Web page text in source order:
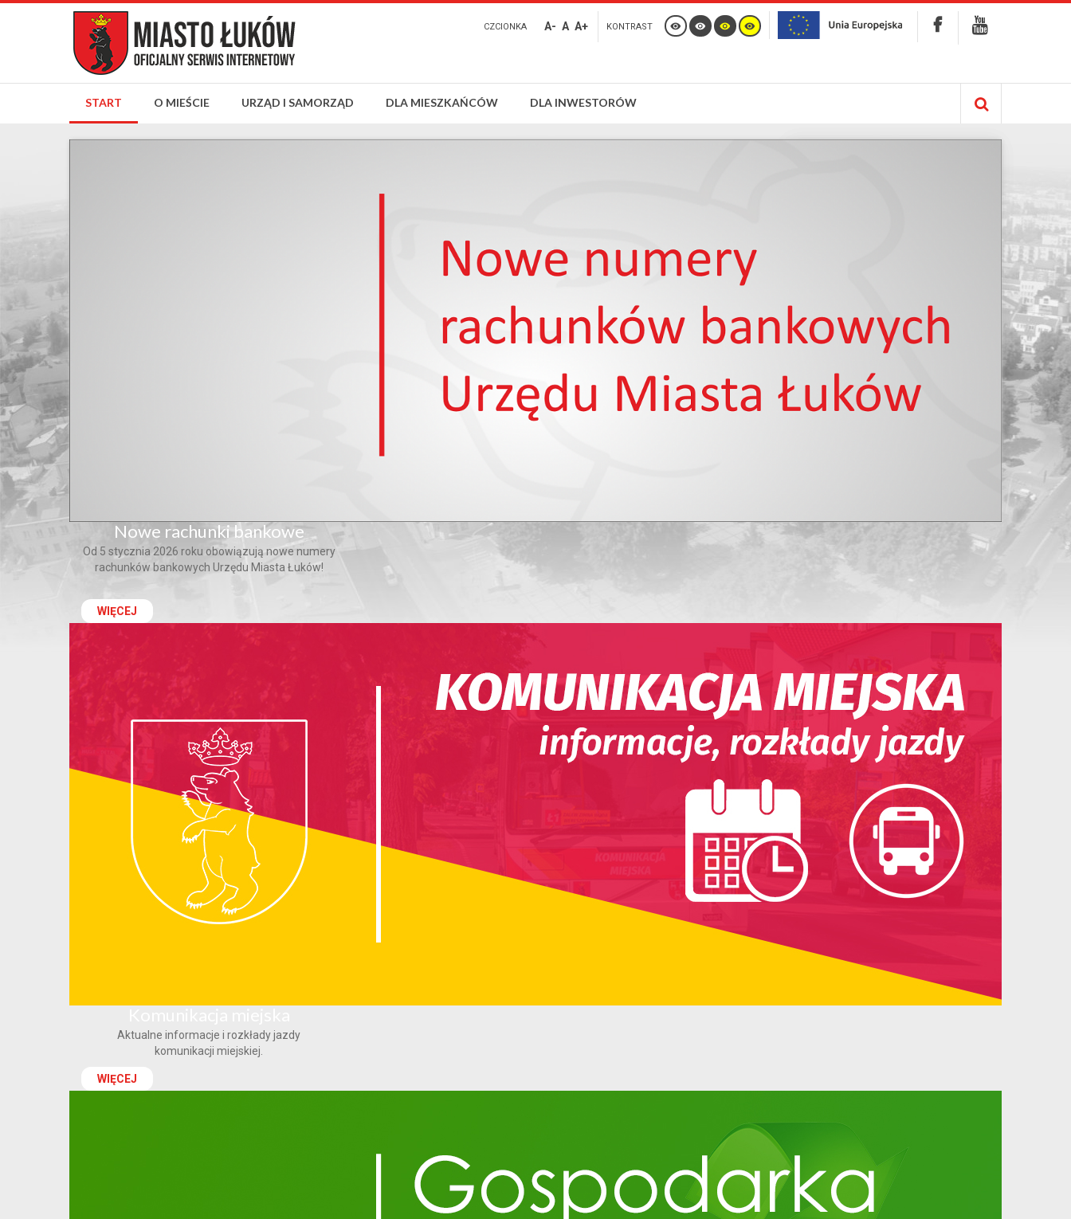
CZCIONKA A- A A+ KONTRAST
START O MIEŚCIE URZĄD I SAMORZĄD DLA MIESZKAŃCÓW DLA INWESTORÓW
Nowe rachunki bankowe
Od 5 stycznia 2026 roku obowiązują nowe numery
rachunków bankowych Urzędu Miasta Łuków!
WIĘCEJ
Aktualne informacje i rozkłady jazdy
komunikacji miejskiej.
WIĘCEJ
Pn Wt Śr Cz Pt So
1
7
12
20 21 22
25
26 27 28 29